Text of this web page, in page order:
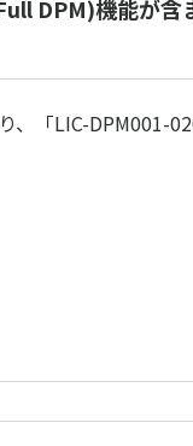
DPM)機能が含
、「LIC-DPM001-